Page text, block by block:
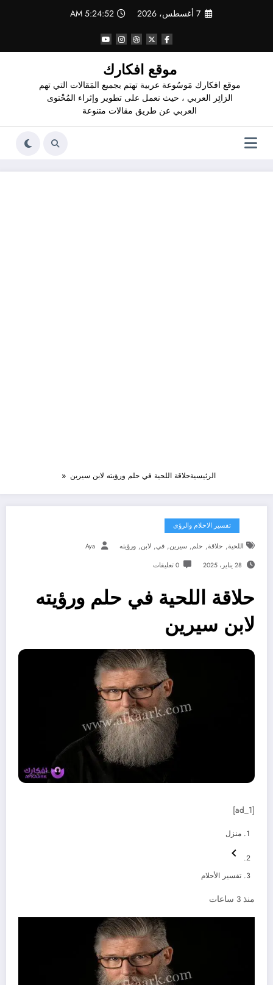
7 أغسطس، 2026 5:24:53 AM
موقع افكارك
موقع افكارك مَوسُوعة عربية تهتم بجميع المَقالات التي تهم
الزائِر العربي ، حيث نعمل على تطوير وإثراء المُحْتوى
العربي عن طريق مقالات متنوعة
الرئيسيةحلاقة اللحية في حلم ورؤيته لابن سيرين
تفسير الاحلام والرؤى
اللحية, حلاقة, حلم, سيرين, في, لابن, ورؤيته Aya
28 يناير، 2025 0 تعليقات
حلاقة اللحية في حلم ورؤيته
لابن سيرين
[ad_1]
منزل
تفسير الأحلام
منذ 3 ساعات